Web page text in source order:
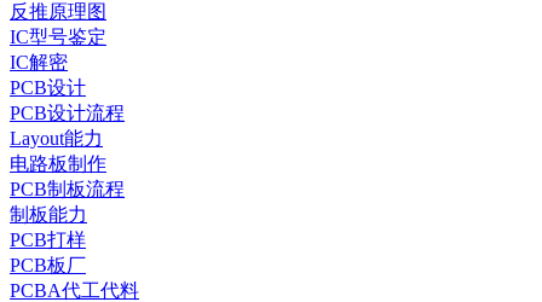
反推原理图
IC型号鉴定
IC解密
PCB设计
PCB设计流程
Layout能力
电路板制作
PCB制板流程
制板能力
PCB打样
PCB板厂
PCBA代工代料